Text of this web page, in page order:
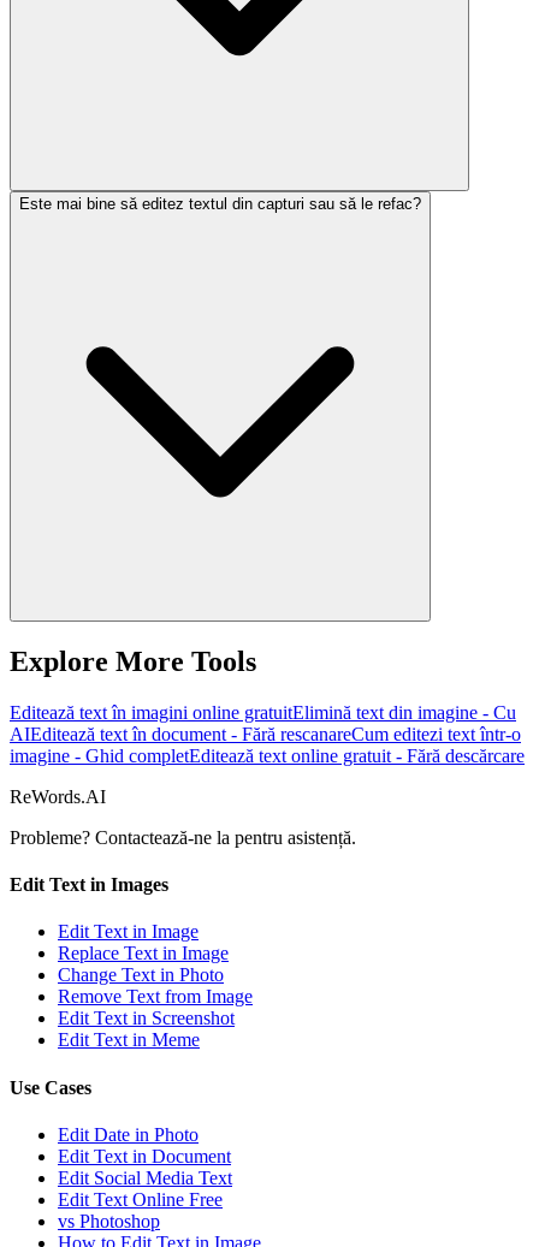
Este mai bine să editez textul din capturi sau să le refac?
Explore More Tools
Editează text în imagini online gratuitElimină text din imagine - Cu
AIEditează text în document - Fără rescanareCum editezi text într-o
imagine - Ghid completEditează text online gratuit - Fără descărcare
ReWords.AI
Probleme? Contactează-ne la pentru asistență.
Edit Text in Images
Edit Text in Image
Replace Text in Image
Change Text in Photo
Remove Text from Image
Edit Text in Screenshot
Edit Text in Meme
Use Cases
Edit Date in Photo
Edit Text in Document
Edit Social Media Text
Edit Text Online Free
vs Photoshop
How to Edit Text in Image